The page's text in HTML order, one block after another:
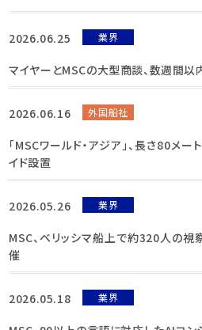
2026.06.25 業界
マイヤーとMSCの大型商談、数週間以
2026.06.16 外国船社
「MSCワールド・アジア」、長さ80メー
イド設置
2026.05.26 業界
MSC、ベリッシマ船上で約320人の視
催
2026.05.18 業界